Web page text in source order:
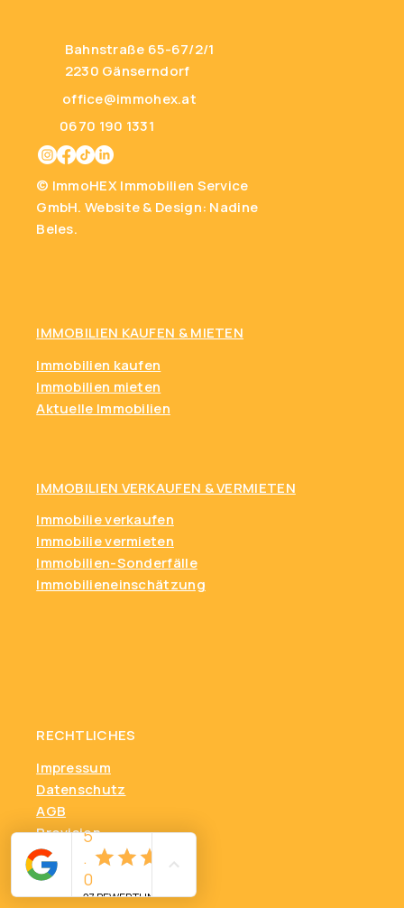
RECHTLICHES
Impressum
Datenschutz
AGB
Provision
Bahnstraße 65-67/2/1
2230 Gänserndorf
office@immohex.at
0670 190 1331
© ImmoHEX Immobilien Service
GmbH.Website & Design: Nadine
Beles.
IMMOBILIEN VERKAUFEN & VERMIETEN
Immobilie verkaufen
Immobilie vermieten
Immobilien-Sonderfälle
Immobilieneinschätzung
IMMOBILIEN KAUFEN & MIETEN
Immobilien kaufen
Immobilien mieten
Aktuelle Immobilien